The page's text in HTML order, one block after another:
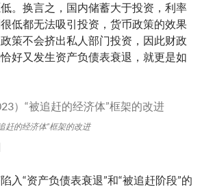
。换言之，国内储蓄大于投资，利率
低都无法吸引投资，货币政策的效果
策不会挤出私人部门投资，因此财政
好又发生资产负债表衰退，就更是如
赶的经济体”框架的改进
入“资产负债表衰退”和“被追赶阶段”的